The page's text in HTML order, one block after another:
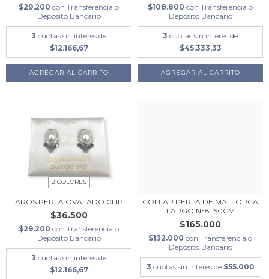
$29.200 con Transferencia o
Depósito Bancario
3 cuotas sin interés de
$12.166,67
AGREGAR AL CARRITO
$108.800 con Transferencia o
Depósito Bancario
3 cuotas sin interés de
$45.333,33
2 COLORES
AROS PERLA OVALADO CLIP
$36.500
$29.200 con Transferencia o
Depósito Bancario
3 cuotas sin interés de
$12.166,67
COLLAR PERLA DE MALLORCA
LARGO N°8 150CM
$165.000
$132.000 con Transferencia o
Depósito Bancario
3 cuotas sin interés de $55.000